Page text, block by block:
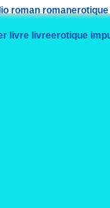
roman romanerotique
livre livreerotique